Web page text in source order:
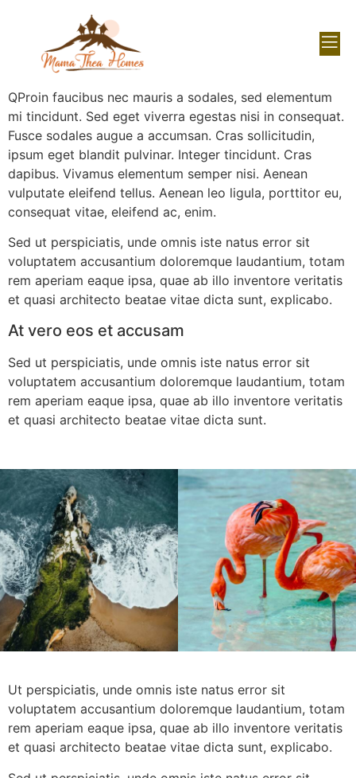
QProin faucibus nec mauris a sodales, sed elementum
mi tincidunt. Sed eget viverra egestas nisi in consequat.
Fusce sodales augue a accumsan. Cras sollicitudin,
ipsum eget blandit pulvinar. Integer tincidunt. Cras
dapibus. Vivamus elementum semper nisi. Aenean
vulputate eleifend tellus. Aenean leo ligula, porttitor eu,
consequat vitae, eleifend ac, enim.
Sed ut perspiciatis, unde omnis iste natus error sit
voluptatem accusantium doloremque laudantium, totam
rem aperiam eaque ipsa, quae ab illo inventore veritatis
et quasi architecto beatae vitae dicta sunt, explicabo.
At vero eos et accusam
Sed ut perspiciatis, unde omnis iste natus error sit
voluptatem accusantium doloremque laudantium, totam
rem aperiam eaque ipsa, quae ab illo inventore veritatis
et quasi architecto beatae vitae dicta sunt.
Ut perspiciatis, unde omnis iste natus error sit
voluptatem accusantium doloremque laudantium, totam
rem aperiam eaque ipsa, quae ab illo inventore veritatis
et quasi architecto beatae vitae dicta sunt, explicabo.